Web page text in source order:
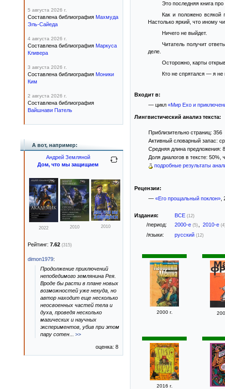
Это последняя книга про
Как и положено всякой
Настолько яркий, что иному
Ничего не выйдет.
Читатель получит
деле.
Осторожно, карты
Кто не спрятался — я не
Входит в:
— цикл «Мир Ехо и
Лингвистический анализ текста:
Приблизительно страниц: 356
Активный словарный запас:
Средняя длина предложения:
Доля диалогов в тексте: 50%,
подробные результаты
Рецензии:
— «Его прощальный поклон»,
Издания: ВСЕ (12)
/период: 2000-е (5) 2010-е
/языки: русский (12)
2000 г.
2016 г.
5 августа 2026 г.
Составлена библиография Махмуда
Эль-Сайеда
4 августа 2026 г.
Составлена библиография Маркуса
Кливера
3 августа 2026 г.
Составлена библиография Моники
Ким
2 августа 2026 г.
Составлена библиография
Вайшнави Патель
А вот, например:
Андрей Земляной
Дом, что мы защищаем
2022 2010 2010
Рейтинг: 7.62 (315)
dimon1979:
Продолжение приключений
непобедимого землянина Рея.
Вроде бы расти в плане новых
возможностей уже некуда, но
автор находит еще несколько
неосвоенных частей тела и
духа, проведя несколько
магических и научных
экспериментов, убив при этом
пару сотен
>>
оценка: 8